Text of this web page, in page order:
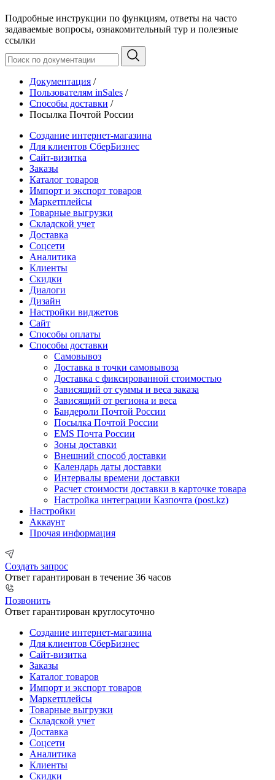
Подробные инструкции по функциям, ответы на часто
задаваемые вопросы, ознакомительный тур и полезные
ссылки
Документация /
Пользователям inSales /
Способы доставки /
Посылка Почтой России
Создание интернет-магазина
Для клиентов СберБизнес
Сайт-визитка
Заказы
Каталог товаров
Импорт и экспорт товаров
Маркетплейсы
Товарные выгрузки
Складской учет
Доставка
Соцсети
Аналитика
Клиенты
Скидки
Диалоги
Дизайн
Настройки виджетов
Сайт
Способы оплаты
Способы доставки
Самовывоз
Доставка в точки самовывоза
Доставка с фиксированной стоимостью
Зависящий от суммы и веса заказа
Зависящий от региона и веса
Бандероли Почтой России
Посылка Почтой России
EMS Почта России
Зоны доставки
Внешний способ доставки
Календарь даты доставки
Интервалы времени доставки
Расчет стоимости доставки в карточке товара
Настройка интеграции Казпочта (post.kz)
Настройки
Аккаунт
Прочая информация
Создать запрос
Ответ гарантирован в течение 36 часов
Позвонить
Ответ гарантирован круглосуточно
Создание интернет-магазина
Для клиентов СберБизнес
Сайт-визитка
Заказы
Каталог товаров
Импорт и экспорт товаров
Маркетплейсы
Товарные выгрузки
Складской учет
Доставка
Соцсети
Аналитика
Клиенты
Скидки